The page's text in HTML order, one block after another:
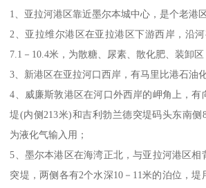
1、亚拉河港区靠近墨尔本城中心，是个老港区
2、亚拉维尔港区在亚拉港区下游西岸，沿
7.1－10.4米，为散糖、尿素、散化肥、装卸区
3、新港区在亚拉河口西岸，有马里比港石油
4、威廉斯敦港区在河口外西岸的岬角上，有
堤(内侧213米)和吉利勃兰德突堤码头东南侧
为液化气输入用；
5、墨尔本港区在海湾正北，与亚拉河港区相
突堤，两侧各有2个水深10－11米的泊位，